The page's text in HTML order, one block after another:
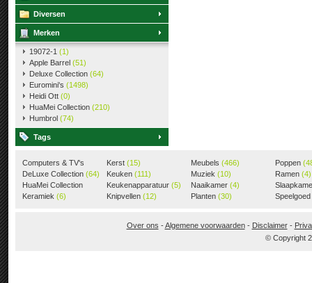
Diversen
Merken
19072-1 (1)
Apple Barrel (51)
Deluxe Collection (64)
Euromini's (1498)
Heidi Ott (0)
HuaMei Collection (210)
Humbrol (74)
Tags
Computers & TV's
(18)
DeLuxe Collection (64)
HuaMei Collection
(205)
Keramiek (6)
Kerst (15)
Keuken (111)
Keukenapparatuur (5)
Knipvellen (12)
Meubels (466)
Muziek (10)
Naaikamer (4)
Planten (30)
Poppen
Ramen (4)
Speelgoed
Over ons -Algemene voorwaarden- Disclaimer-
© Copyright